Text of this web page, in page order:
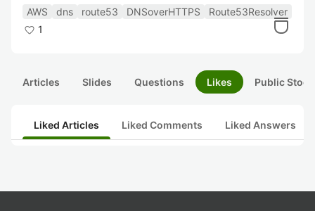
AWS dns route53 DNSoverHTTPS
Route53Resolver
1
Articles Slides Questions Likes Public
Liked Articles Liked Comments Liked Answers